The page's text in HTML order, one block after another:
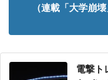
（連載「大学崩
電撃ト